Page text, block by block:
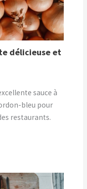
délicieuse et
sauce à
bleu pour
restaurants.